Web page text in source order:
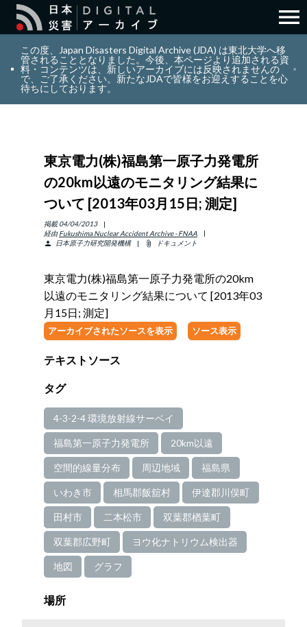
search 検索
layers コレクション
info_outline リソース
アバウト
ENGLISH 日本語
サインイン
menu
この度、Japan Disasters Digital Archive (JDA) は東北大学へ移
管されることとなりました。今後、本ページより追加される資
料・コンテンツは、新しいアーカイブには反映されませんの
で、ご了承ください。新たなJDAで皆様をお迎えすることを心
待ちにしております。
東京電力(株)福島第一原子力発電所
の20km以遠のモニタリング結果に
ついて [2013年03月15日; 測定]
掲載 04/04/2013
経由 Fukushima Nuclear Accident Archive - FNAA
person
日本原子力研究開発機構 attach_file ドキュメント
東京電力(株)福島第一原子力発電所の20km
以遠のモニタリング結果について [2013年03
月15日; 測定]
アーカイブされたソースを表示 ソース表示
テキストソース
タグ
4-3-2-4 環境放射線サーベイ
福島第一原子力発電所 20km以遠
空間的線量分布 周辺地域 福島県
いわき市 相馬郡飯舘村 伊達郡川俣町
田村市 二本松市 双葉郡楢葉町
双葉郡広野町 ヨウ化ナトリウム検出器
地図 グラフ
場所